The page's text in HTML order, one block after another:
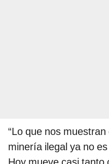
“Lo que nos
minería ilegal ya no